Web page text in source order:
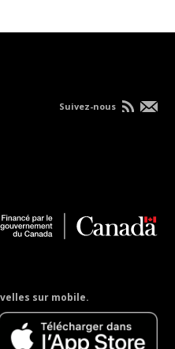
sur mobile.
Suivez-nous